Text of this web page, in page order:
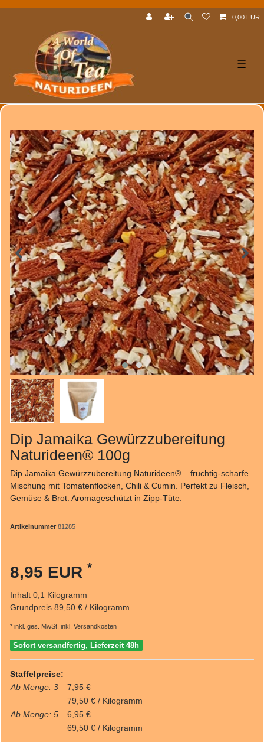
0,00 EUR
☰
Dip Jamaika Gewürzzubereitung
Naturideen® 100g
Dip Jamaika Gewürzzubereitung Naturideen® – fruchtig-scharfe
Mischung mit Tomatenflocken, Chili & Cumin. Perfekt zu Fleisch,
Gemüse & Brot. Aromageschützt in Zipp-Tüte.
Artikelnummer 81285
8,95 EUR *
Inhalt 0,1 Kilogramm
Grundpreis 89,50 € / Kilogramm
* inkl. ges. MwSt. inkl. Versandkosten
Sofort versandfertig, Lieferzeit 48h
Staffelpreise:
Ab Menge: 3
7,95 €
79,50 € / Kilogramm
Ab Menge: 5
6,95 €
69,50 € / Kilogramm